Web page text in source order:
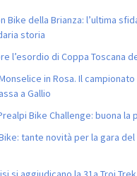
Bike della Brianza: l’ultima
storia
l’esordio di Coppa Toscana
in Rosa. Il
a Gallio
Bike Challenge: buona la
tante novità per la gara